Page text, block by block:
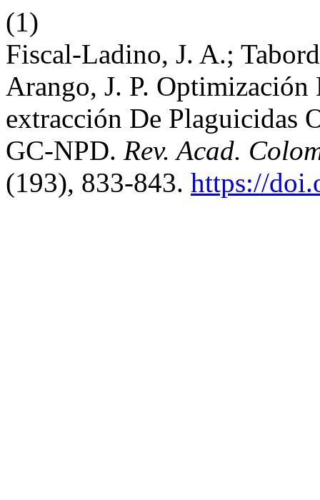
(1)
Fiscal-Ladino, J. A.;
Arango, J. P.
extracción De Plaguicidas
GC-NPD. Rev. Acad.
(193), 833-843. https://